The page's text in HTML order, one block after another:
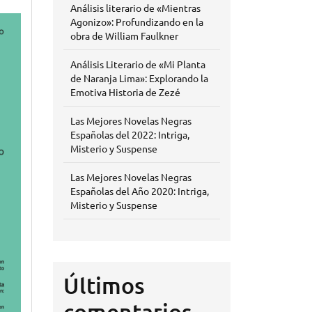
Análisis literario de «Mientras
Agonizo»: Profundizando en la
obra de William Faulkner
Análisis Literario de «Mi Planta
de Naranja Lima»: Explorando la
Emotiva Historia de Zezé
Las Mejores Novelas Negras
Españolas del 2022: Intriga,
Misterio y Suspense
Las Mejores Novelas Negras
Españolas del Año 2020: Intriga,
Misterio y Suspense
Últimos